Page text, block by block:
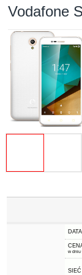
Vodafone
w dniu
SIEĆ